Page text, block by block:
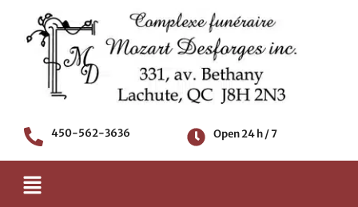
content
450-562-3636 Open 24 h / 7
Menu